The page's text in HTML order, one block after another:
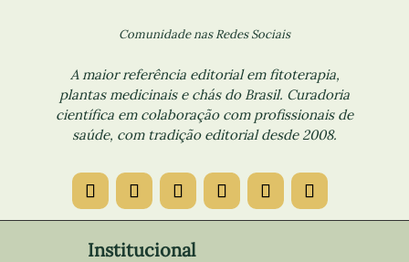
Comunidade nas Redes Sociais
A maior referência editorial em fitoterapia,
plantas medicinais e chás do Brasil. Curadoria
científica em colaboração com profissionais de
saúde, com tradição editorial desde 2008.
Institucional